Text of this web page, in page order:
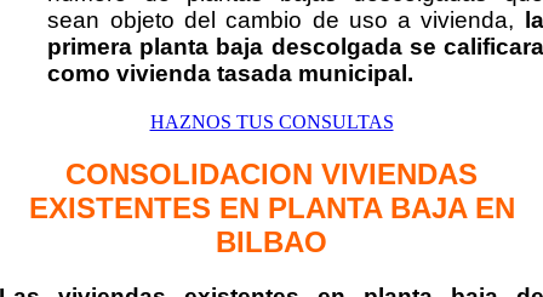
sean objeto del cambio de uso a vivienda, la
primera planta baja descolgada se calificara
como vivienda tasada municipal.
HAZNOS TUS CONSULTAS
CONSOLIDACION VIVIENDAS
EXISTENTES EN PLANTA BAJA EN
BILBAO